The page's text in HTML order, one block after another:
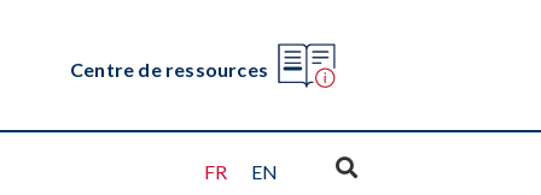
Centre de ressources
FR EN